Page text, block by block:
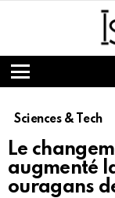
Menu
Sciences & Tech
Le
augmenté
ouragans